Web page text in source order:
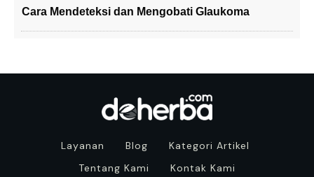
Cara Mendeteksi dan Mengobati Glaukoma
Layanan Blog
Kategori Artikel
Tentang Kami
Kontak Kami